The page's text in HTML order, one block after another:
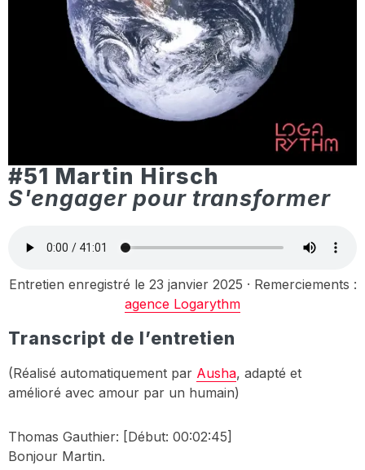
#51 Martin Hirsch
S'engager pour transformer
Entretien enregistré le 23 janvier 2025 · Remerciements :
agence Logarythm
Transcript de l’entretien
(Réalisé automatiquement par Ausha, adapté et
amélioré avec amour par un humain)
Thomas Gauthier: [Début: 00:02:45]
Bonjour Martin.